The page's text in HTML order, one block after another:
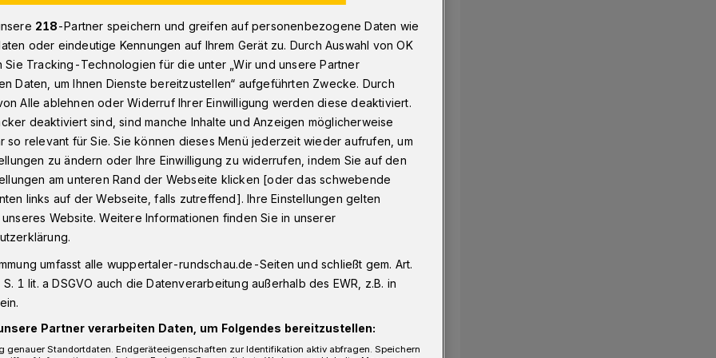
Wuppertal: Die Ausnahmepianistin
und sie ist eine
Ihre Improvisationskunst ist
begeisterte Publikum in der
zuletzt vor fünf Jahren
im Rahmen des Klavierfestivals
auftrat. Am Samstag (14. Mai 2022) ist
diesmal zusammen mit einem
218-Partner speichern und greifen auf personenbezogene Daten wie
oder eindeutige Kennungen auf Ihrem Gerät zu. Durch Auswahl von OK
Sie Tracking-Technologien für die unter „Wir und unsere Partner
Daten, um Ihnen Dienste bereitzustellen“ aufgeführten Zwecke. Durch
Alle ablehnen oder Widerruf Ihrer Einwilligung werden diese deaktiviert.
deaktiviert sind, sind manche Inhalte und Anzeigen möglicherweise
so relevant für Sie. Sie können dieses Menü jederzeit wieder aufrufen, um
zu ändern oder Ihre Einwilligung zu widerrufen, indem Sie auf den
am unteren Rand der Webseite klicken [oder das schwebende
links auf der Webseite, falls zutreffend]. Ihre Einstellungen gelten
Website. Weitere Informationen finden Sie in unserer
umfasst alle wuppertaler-rundschau.de-Seiten und schließt gem. Art.
1 lit. a DSGVO auch die Datenverarbeitung außerhalb des EWR, z.B. in
Partner verarbeiten Daten, um Folgendes bereitzustellen:
genauer Standortdaten. Endgeräteeigenschaften zur Identifikation aktiv abfragen. Speichern